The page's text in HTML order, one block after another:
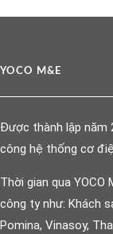
YOCO M&E
Được thành lập năm
công hệ thống cơ
Thời gian qua YOCO
công ty như: Khách
Pomina, Vinasoy,